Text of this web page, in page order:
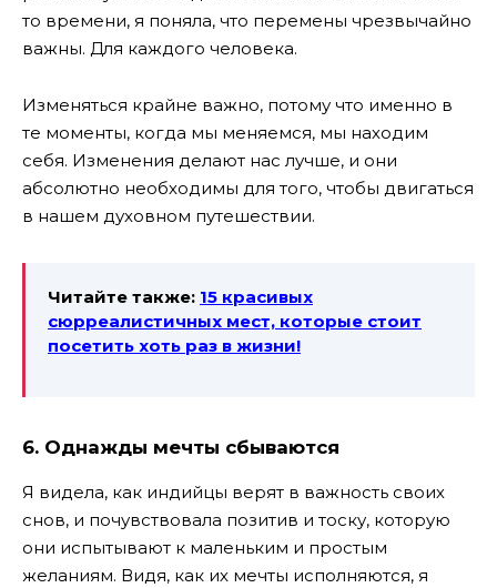
то времени, я поняла, что перемены чрезвычайно
важны. Для каждого человека.
Изменяться крайне важно, потому что именно в
те моменты, когда мы меняемся, мы находим
себя. Изменения делают нас лучше, и они
абсолютно необходимы для того, чтобы двигаться
в нашем духовном путешествии.
Читайте также: 15 красивых
сюрреалистичных мест, которые стоит
посетить хоть раз в жизни!
6. Однажды мечты сбываются
Я видела, как индийцы верят в важность своих
снов, и почувствовала позитив и тоску, которую
они испытывают к маленьким и простым
желаниям. Видя, как их мечты исполняются, я